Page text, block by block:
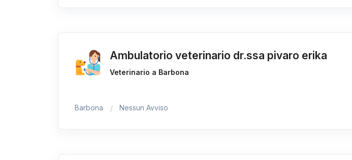
Ambulatorio veterinario dr.ssa pivaro erika
Veterinario a Barbona
Barbona Nessun Avviso